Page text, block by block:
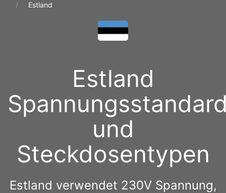
Estland
Estland
und
Steckdosentypen
Estland verwendet 230V Spannung,